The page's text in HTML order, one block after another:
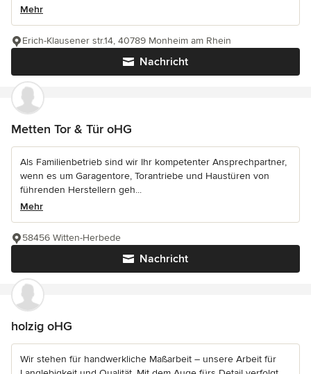
Mehr
Nachricht
Erich-Klausener str.14, 40789 Monheim am Rhein
Metten Tor & Tür oHG
Als Familienbetrieb sind wir Ihr kompetenter Ansprechpartner,
wenn es um Garagentore, Torantriebe und Haustüren von
führenden Herstellern geh...
Mehr
Nachricht
58456 Witten-Herbede
holzig oHG
Wir stehen für handwerkliche Maßarbeit – unsere Arbeit für